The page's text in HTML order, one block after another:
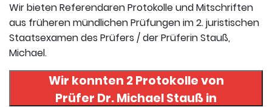
Wir bieten Referendaren Protokolle und Mitschriften
aus früheren mündlichen Prüfungen im 2. juristischen
Staatsexamen des Prüfers / der Prüferin Stauß,
Michael.
Wir konnten 2 Protokolle von
Prüfer Dr. Michael Staußin